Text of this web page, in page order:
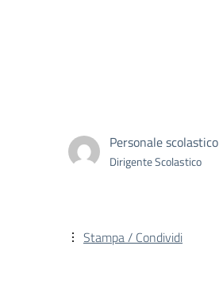
Personale scolastico
Dirigente Scolastico
Stampa / Condividi